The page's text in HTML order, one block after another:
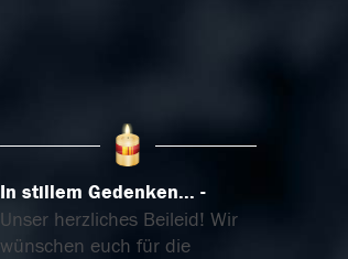
In stillem Gedenken...
Unser herzliches Beileid! Wir
wünschen euch für die